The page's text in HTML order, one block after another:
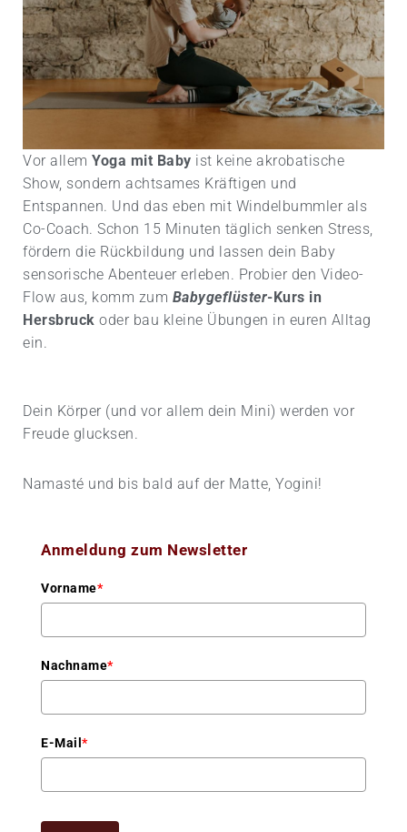
Vor allem Yoga mit Baby ist keine akrobatische
Show, sondern achtsames Kräftigen und
Entspannen. Und das eben mit Windelbummler als
Co-Coach. Schon 15 Minuten täglich senken Stress,
fördern die Rückbildung und lassen dein Baby
sensorische Abenteuer erleben. Probier den Video-
Flow aus, komm zum Babygeflüster-Kurs in
Hersbruck oder bau kleine Übungen in euren Alltag
ein.
Dein Körper (und vor allem dein Mini) werden vor
Freude glucksen.
Namasté und bis bald auf der Matte, Yogini!
Anmeldung zum Newsletter
Vorname*
Nachname*
E-Mail *